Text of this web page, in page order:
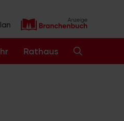
Rathaus